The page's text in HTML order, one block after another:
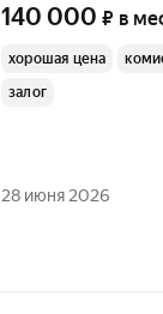
140 000 ₽ в
хорошая цена
залог
28 июня 2026